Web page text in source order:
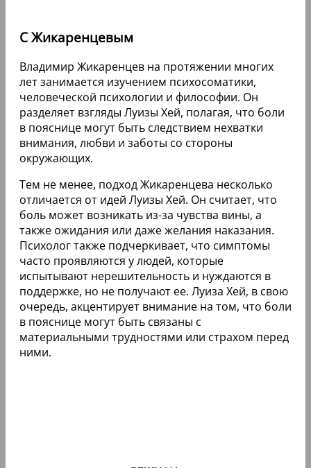
С Жикаренцевым
Владимир Жикаренцев на протяжении многих
лет занимается изучением психосоматики,
человеческой психологии и философии. Он
разделяет взгляды Луизы Хей, полагая, что боли
в пояснице могут быть следствием нехватки
внимания, любви и заботы со стороны
окружающих.
Тем не менее, подход Жикаренцева несколько
отличается от идей Луизы Хей. Он считает, что
боль может возникать из-за чувства вины, а
также ожидания или даже желания наказания.
Психолог также подчеркивает, что симптомы
часто проявляются у людей, которые
испытывают нерешительность и нуждаются в
поддержке, но не получают ее. Луиза Хей, в свою
очередь, акцентирует внимание на том, что боли
в пояснице могут быть связаны с
материальными трудностями или страхом перед
ними.